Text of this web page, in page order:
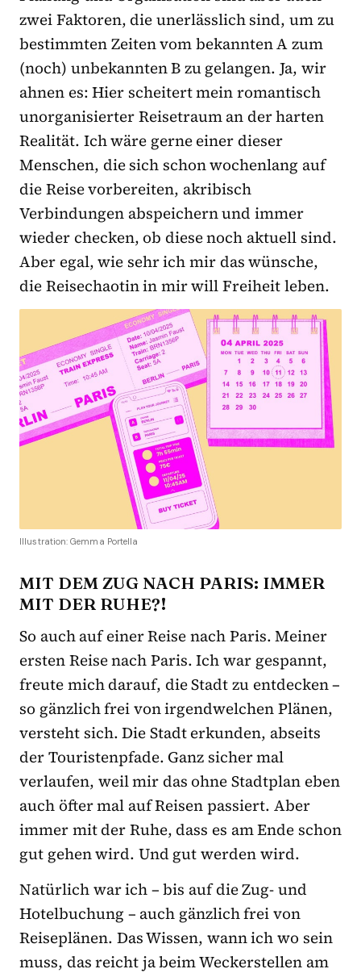
zwei Faktoren, die unerlässlich sind, um zu
bestimmten Zeiten vom bekannten A zum
(noch) unbekannten B zu gelangen. Ja, wir
ahnen es: Hier scheitert mein romantisch
unorganisierter Reisetraum an der harten
Realität. Ich wäre gerne einer dieser
Menschen, die sich schon wochenlang auf
die Reise vorbereiten, akribisch
Verbindungen abspeichern und immer
wieder checken, ob diese noch aktuell sind.
Aber egal, wie sehr ich mir das wünsche,
die Reisechaotin in mir will Freiheit leben.
Illustration: Gemma Portella
MIT DEM ZUG NACH PARIS: IMMER
MIT DER RUHE?!
So auch auf einer Reise nach Paris. Meiner
ersten Reise nach Paris. Ich war gespannt,
freute mich darauf, die Stadt zu entdecken –
so gänzlich frei von irgendwelchen Plänen,
versteht sich. Die Stadt erkunden, abseits
der Touristenpfade. Ganz sicher mal
verlaufen, weil mir das ohne Stadtplan eben
auch öfter mal auf Reisen passiert. Aber
immer mit der Ruhe, dass es am Ende schon
gut gehen wird. Und gut werden wird.
Natürlich war ich – bis auf die Zug- und
Hotelbuchung – auch gänzlich frei von
Reiseplänen. Das Wissen, wann ich wo sein
muss, das reicht ja beim Weckerstellen am